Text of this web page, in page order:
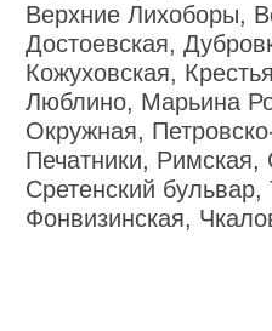
Верхние Лихоборы,
Достоевская,
Кожуховская,
Люблино, Марьина
Окружная,
Печатники, Римская,
Сретенский бульвар,
Фонвизинская,